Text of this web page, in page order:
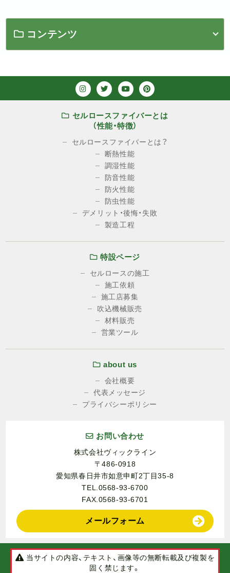
コンテンツ
セルロースファイバーとは
（性能・特徴）
セルロースファイバーとは？
断熱性能
調湿性能
防音性能
防火性能
防虫性能
デメリット・後悔・失敗
製造工程
特設ページ
セルロースの施工
施工依頼
施工店募集
吹込機械販売
材料販売
営業ツール
about us
会社概要
代表メッセージ
プライバシーポリシー
お問い合わせ
株式会社ヴィックライン
〒486-0918
愛知県春日井市如意申町2丁目35-8
TEL.0568-93-6700
FAX.0568-93-6701
メールフォーム
当サイトの内容、テキスト、画像等の無断転載及び複製を
固く禁じます。